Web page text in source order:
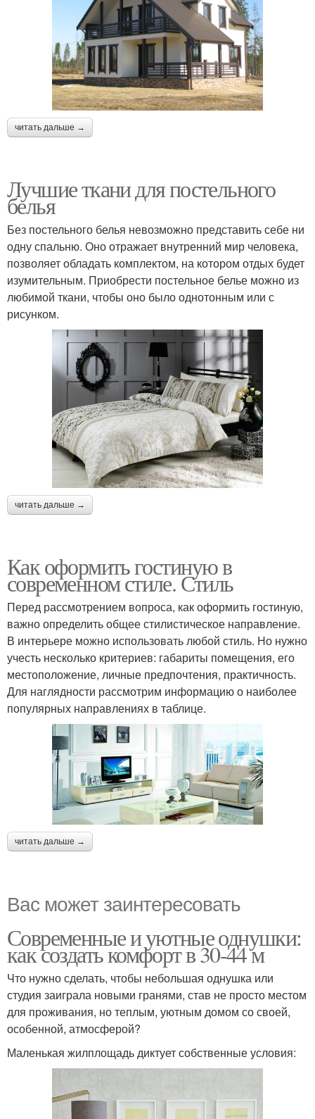
читать дальше →
Лучшие ткани для постельного
белья
Без постельного белья невозможно представить себе ни
одну спальню. Оно отражает внутренний мир человека,
позволяет обладать комплектом, на котором отдых будет
изумительным. Приобрести постельное белье можно из
любимой ткани, чтобы оно было однотонным или с
рисунком.
читать дальше →
Как оформить гостиную в
современном стиле. Стиль
Перед рассмотрением вопроса, как оформить гостиную,
важно определить общее стилистическое направление.
В интерьере можно использовать любой стиль. Но нужно
учесть несколько критериев: габариты помещения, его
местоположение, личные предпочтения, практичность.
Для наглядности рассмотрим информацию о наиболее
популярных направлениях в таблице.
читать дальше →
Вас может заинтересовать
Современные и уютные однушки:
как создать комфорт в 30-44 м
Что нужно сделать, чтобы небольшая однушка или
студия заиграла новыми гранями, став не просто местом
для проживания, но теплым, уютным домом со своей,
особенной, атмосферой?
Маленькая жилплощадь диктует собственные условия: